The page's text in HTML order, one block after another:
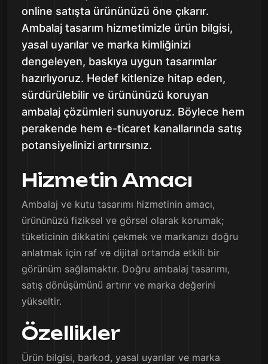
online satışta ürününüzü öne çıkarır.
Ambalaj tasarım hizmetimizle ürün bilgisi,
yasal uyarılar ve marka kimliğinizi
dengeleyen, baskıya uygun tasarımlar
hazırlıyoruz. Hedef kitlenize hitap eden,
sürdürülebilir ve ürününüzü koruyan
ambalaj çözümleri sunuyoruz. Böylece hem
perakende hem e-ticaret kanallarında satış
potansiyelinizi artırırsınız.
Hizmetin Amacı
Ambalaj ve kutu tasarımı hizmetinin amacı,
ürününüzü fiziksel ve görsel olarak korumak;
tüketicinin dikkatini çekmek ve markanızı doğru
anlatmak için raf ve dijital ortamda etkili bir
görünüm sağlamaktır. Doğru ambalaj tasarımı,
satış dönüşümünü artırır ve marka değerini
yükseltir.
Özellikler
Ürün bilgisi, barkod, yasal uyarılar ve marka